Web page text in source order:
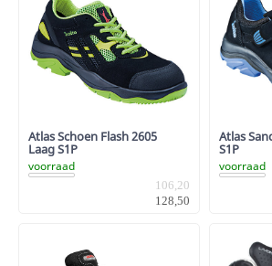
Atlas Schoen Flash 2605
Laag S1P
voorraad
106,20
128,50
Atlas
S1P
voorraad